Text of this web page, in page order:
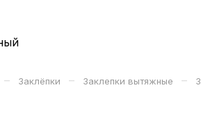
– Заклёпки – Заклепки вытяжные –